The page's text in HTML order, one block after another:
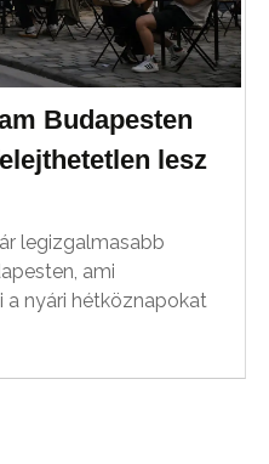
Budapesten
lesz
legizgalmasabb
ami
nyári hétköznapokat